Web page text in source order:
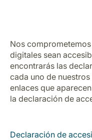
Grupo Luxair
Nos
digitales sean
encontrarás las
cada uno de
enlaces que
la declaración de
Declaración de